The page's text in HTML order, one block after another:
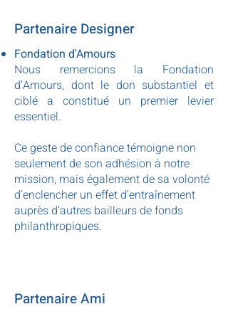
Partenaire Designer
Fondation d'Amours
Nous remercions la Fondation
d’Amours, dont le don substantiel et
ciblé a constitué un premier levier
essentiel.
Ce geste de confiance témoigne non
seulement de son adhésion à notre
mission, mais également de sa volonté
d’enclencher un effet d’entraînement
auprès d’autres bailleurs de fonds
philanthropiques.
Partenaire Ami